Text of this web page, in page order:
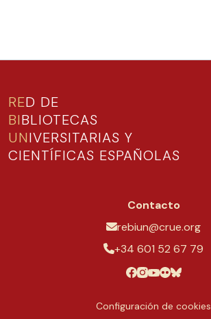
RED DE
BIBLIOTECAS
UNIVERSITARIAS Y
CIENTÍFICAS ESPAÑOLAS
Contacto
rebiun@crue.org
+34 601 52 67 79
Configuración de cookies